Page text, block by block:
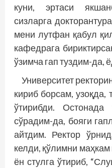
куни, эртаси
сизларга
мени лутфан қабул
кафедрага
ўзимча гап туздим-да,
Университет
кириб борсам, узоқда,
ўтирибди. Остонада
сўрадим-да, бояги
айтдим. Ректор
келди, қўлимни
ён стулга ўтириб,